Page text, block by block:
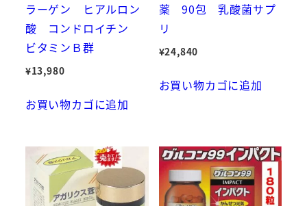
ラーゲン ヒアルロン
酸 コンドロイチン
ビタミンＢ群
¥13,980
お買い物カゴに追加
薬 90包 乳酸菌サプ
リ
¥24,840
お買い物カゴに追加